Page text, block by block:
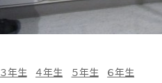
３年生 ４年生 ５年生 ６年生